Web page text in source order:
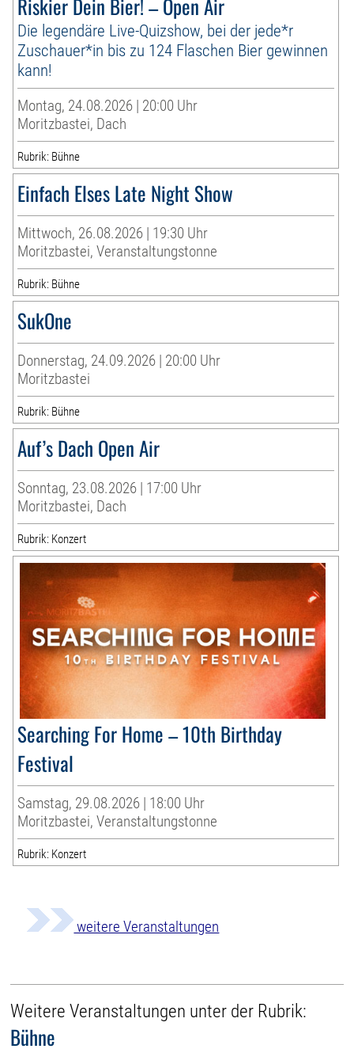
Riskier Dein Bier! – Open Air
Die legendäre Live-Quizshow, bei der jede*r
Zuschauer*in bis zu 124 Flaschen Bier gewinnen
kann!
Montag, 24.08.2026 | 20:00 Uhr
Moritzbastei, Dach
Rubrik: Bühne
Einfach Elses Late Night Show
Mittwoch, 26.08.2026 | 19:30 Uhr
Moritzbastei, Veranstaltungstonne
Rubrik: Bühne
SukOne
Donnerstag, 24.09.2026 | 20:00 Uhr
Moritzbastei
Rubrik: Bühne
Auf’s Dach Open Air
Sonntag, 23.08.2026 | 17:00 Uhr
Moritzbastei, Dach
Rubrik: Konzert
Searching For Home – 10th Birthday
Festival
Samstag, 29.08.2026 | 18:00 Uhr
Moritzbastei, Veranstaltungstonne
Rubrik: Konzert
weitere Veranstaltungen
Weitere Veranstaltungen unter der Rubrik:
Bühne